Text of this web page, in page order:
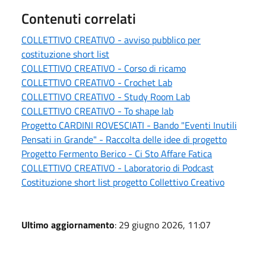
Contenuti correlati
COLLETTIVO CREATIVO - avviso pubblico per
costituzione short list
COLLETTIVO CREATIVO - Corso di ricamo
COLLETTIVO CREATIVO - Crochet Lab
COLLETTIVO CREATIVO - Study Room Lab
COLLETTIVO CREATIVO - To shape lab
Progetto CARDINI ROVESCIATI - Bando "Eventi Inutili
Pensati in Grande" - Raccolta delle idee di progetto
Progetto Fermento Berico - Ci Sto Affare Fatica
COLLETTIVO CREATIVO - Laboratorio di Podcast
Costituzione short list progetto Collettivo Creativo
Ultimo aggiornamento: 29 giugno 2026, 11:07